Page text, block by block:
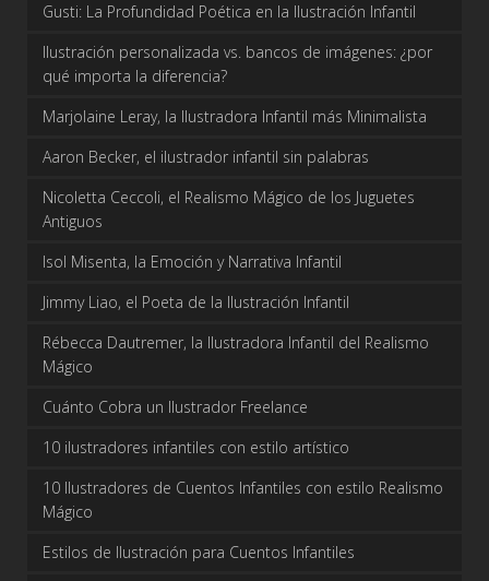
Gusti: La Profundidad Poética en la Ilustración Infantil
Ilustración personalizada vs. bancos de imágenes: ¿por
qué importa la diferencia?
Marjolaine Leray, la Ilustradora Infantil más Minimalista
Aaron Becker, el ilustrador infantil sin palabras
Nicoletta Ceccoli, el Realismo Mágico de los Juguetes
Antiguos
Isol Misenta, la Emoción y Narrativa Infantil
Jimmy Liao, el Poeta de la Ilustración Infantil
Rébecca Dautremer, la Ilustradora Infantil del Realismo
Mágico
Cuánto Cobra un Ilustrador Freelance
10 ilustradores infantiles con estilo artístico
10 Ilustradores de Cuentos Infantiles con estilo Realismo
Mágico
Estilos de Ilustración para Cuentos Infantiles